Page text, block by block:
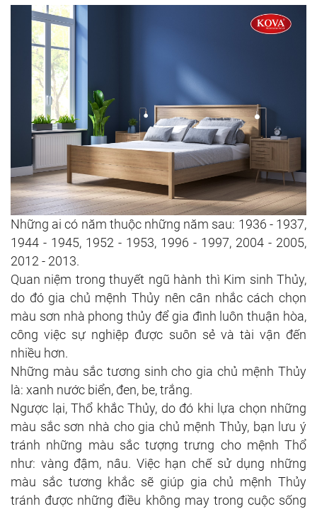
Những ai có năm thuộc những năm sau: 1936 - 1937,
1944 - 1945, 1952 - 1953, 1996 - 1997, 2004 - 2005,
2012 - 2013.
Quan niệm trong thuyết ngũ hành thì Kim sinh Thủy,
do đó gia chủ mệnh Thủy nên cân nhắc cách chọn
màu sơn nhà phong thủy để gia đình luôn thuận hòa,
công việc sự nghiệp được suôn sẻ và tài vận đến
nhiều hơn.
Những màu sắc tương sinh cho gia chủ mệnh Thủy
là: xanh nước biển, đen, be, trắng.
Ngược lại, Thổ khắc Thủy, do đó khi lựa chọn những
màu sắc sơn nhà cho gia chủ mệnh Thủy, bạn lưu ý
tránh những màu sắc tượng trưng cho mệnh Thổ
như: vàng đậm, nâu. Việc hạn chế sử dụng những
màu sắc tương khắc sẽ giúp gia chủ mệnh Thủy
tránh được những điều không may trong cuộc sống